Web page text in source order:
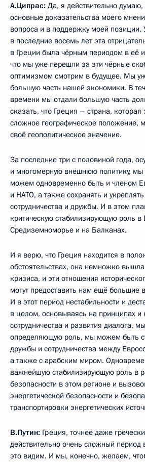
А.Ципрас: Да, я действительно думаю,
основные доказательства моего
вопроса и в поддержку моей позиции.
в последние восемь лет эта
в Греции была чёрным периодом в её
что мы уже перешли за эти чёрные
оптимизмом смотрим в будущее. Мы
большую часть нашей экономики. В
времени мы отдали большую часть
сказать, что Греция – страна, которая
сложное географическое положение,
своё геополитическое значение.
За последние три с половиной года,
и многомерную внешнюю политику, мы
можем одновременно быть и членом
и НАТО, а также сохранять и
сотрудничества и дружбы. И в этом
критическую стабилизирующую роль в
Средиземноморье и на Балканах.
И я верю, что Греция находится в
обстоятельствах, она немножко
кризиса, и эти отношения
могут предоставить нам ещё большие
И в этот период нестабильности и
в целом, основываясь на принципах и
сотрудничества и развития диалога,
определяющую роль, мы можем быть
дружбы и сотрудничества между
а также с арабским миром.
важнейшую стабилизирующую роль в
безопасности в этом регионе и
энергетической безопасности и
транспортировки энергетических
В.Путин: Греция, точнее даже
действительно очень сложный период
это видим. И мы, конечно, желаем,